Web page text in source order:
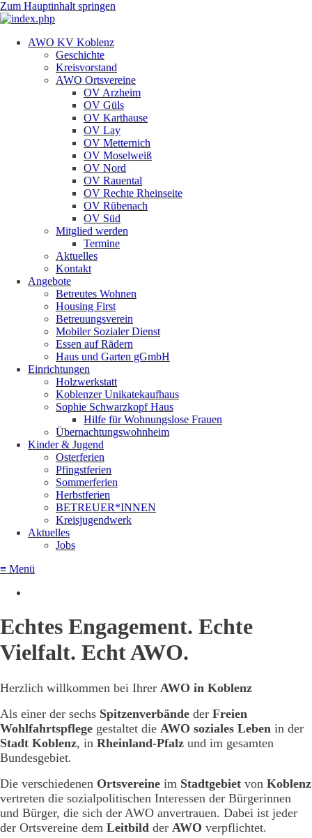
Zum Hauptinhalt springen
AWO KV Koblenz
Geschichte
Kreisvorstand
AWO Ortsvereine
OV Arzheim
OV Güls
OV Karthause
OV Lay
OV Metternich
OV Moselweiß
OV Nord
OV Rauental
OV Rechte Rheinseite
OV Rübenach
OV Süd
Mitglied werden
Termine
Aktuelles
Kontakt
Angebote
Betreutes Wohnen
Housing First
Betreuungsverein
Mobiler Sozialer Dienst
Essen auf Rädern
Haus und Garten gGmbH
Einrichtungen
Holzwerkstatt
Koblenzer Unikatekaufhaus
Sophie Schwarzkopf Haus
Hilfe für Wohnungslose Frauen
Übernachtungswohnheim
Kinder & Jugend
Osterferien
Pfingstferien
Sommerferien
Herbstferien
BETREUER*INNEN
Kreisjugendwerk
Aktuelles
Jobs
≡ Menü
Echtes Engagement. Echte
Vielfalt. Echt AWO.
Herzlich willkommen bei Ihrer AWO in Koblenz
Als einer der sechs Spitzenverbände der Freien
Wohlfahrtspflege gestaltet die AWO soziales Leben in der
Stadt Koblenz, in Rheinland-Pfalz und im gesamten
Bundesgebiet.
Die verschiedenen Ortsvereine im Stadtgebiet von Koblenz
vertreten die sozialpolitischen Interessen der Bürgerinnen
und Bürger, die sich der AWO anvertrauen. Dabei ist jeder
der Ortsvereine dem Leitbild der AWO verpflichtet.